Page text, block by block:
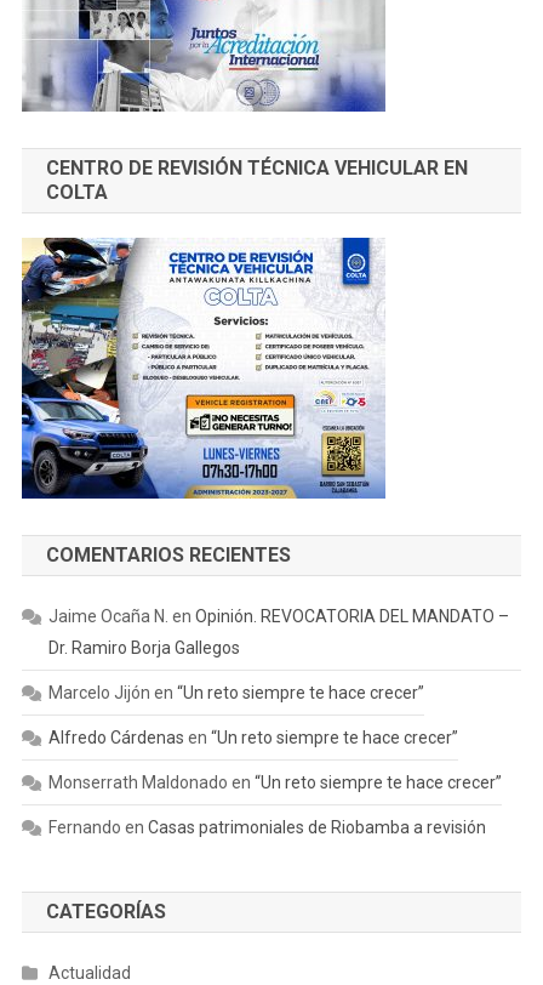
CENTRO DE REVISIÓN TÉCNICA VEHICULAR EN
COLTA
COMENTARIOS RECIENTES
Jaime Ocaña N. en Opinión. REVOCATORIA DEL MANDATO –
Dr. Ramiro Borja Gallegos
Marcelo Jijón en “Un reto siempre te hace crecer”
Alfredo Cárdenas en “Un reto siempre te hace crecer”
Monserrath Maldonado en “Un reto siempre te hace crecer”
Fernando en Casas patrimoniales de Riobamba a revisión
CATEGORÍAS
Actualidad